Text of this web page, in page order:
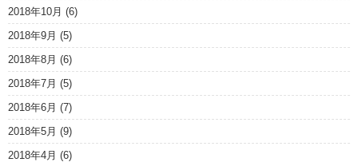
2018年10月 (6)
2018年9月 (5)
2018年8月 (6)
2018年7月 (5)
2018年6月 (7)
2018年5月 (9)
2018年4月 (6)